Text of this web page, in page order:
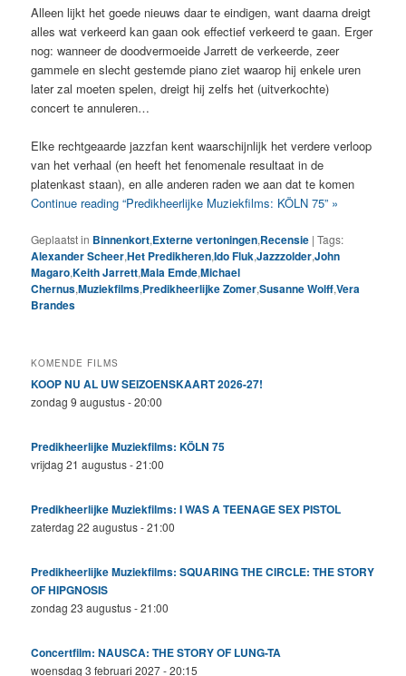
Alleen lijkt het goede nieuws daar te eindigen, want daarna dreigt
alles wat verkeerd kan gaan ook effectief verkeerd te gaan. Erger
nog: wanneer de doodvermoeide Jarrett de verkeerde, zeer
gammele en slecht gestemde piano ziet waarop hij enkele uren
later zal moeten spelen, dreigt hij zelfs het (uitverkochte)
concert te annuleren…
Elke rechtgeaarde jazzfan kent waarschijnlijk het verdere verloop
van het verhaal (en heeft het fenomenale resultaat in de
platenkast staan), en alle anderen raden we aan dat te komen
Continue reading “Predikheerlijke Muziekfilms: KÖLN 75” »
Geplaatst in Binnenkort,Externe vertoningen,Recensie |Tags:
Alexander Scheer,Het Predikheren,Ido Fluk,Jazzzolder,John
Magaro,Keith Jarrett,Mala Emde,Michael
Chernus,Muziekfilms,Predikheerlijke Zomer,Susanne Wolff,Vera
Brandes
KOMENDE FILMS
KOOP NU AL UW SEIZOENSKAART 2026-27!
zondag 9 augustus - 20:00
Predikheerlijke Muziekfilms: KÖLN 75
vrijdag 21 augustus - 21:00
Predikheerlijke Muziekfilms: I WAS A TEENAGE SEX PISTOL
zaterdag 22 augustus - 21:00
Predikheerlijke Muziekfilms: SQUARING THE CIRCLE: THE STORY
OF HIPGNOSIS
zondag 23 augustus - 21:00
Concertfilm: NAUSCA: THE STORY OF LUNG-TA
woensdag 3 februari 2027 - 20:15